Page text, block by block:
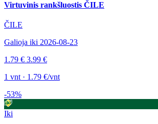
Virtuvinis rankšluostis ČILE
ČILE
Galioja iki 2026-08-23
1.79 € 3.99 €
1 vnt · 1.79 €/vnt
-53%
Iki